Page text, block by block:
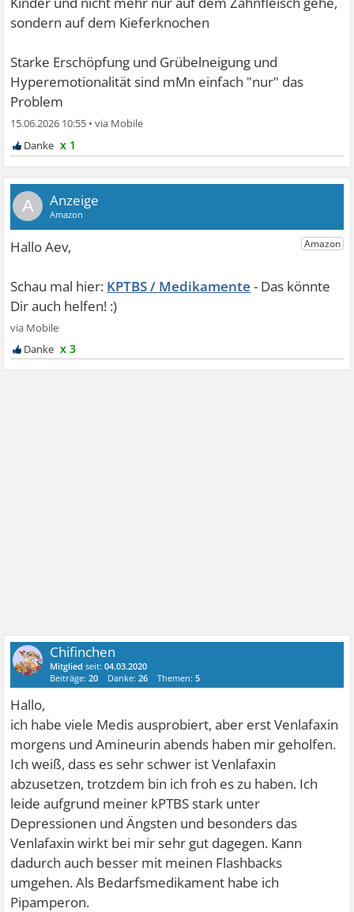
sondern auf dem Kieferknochen
Starke Erschöpfung und Grübelneigung und
Hyperemotionalität sind mMn einfach "nur" das
Problem
15.06.2026 10:55 •
x 1
A
KPTBS / Medikamente
x 3
Chifinchen
Mitglied seit:04.03.2020
Beiträge:20 Danke:26 Themen:5
Hallo,
ich habe viele Medis ausprobiert, aber erst Venlafaxin
morgens und Amineurin abends haben mir geholfen.
Ich weiß, dass es sehr schwer ist Venlafaxin
abzusetzen, trotzdem bin ich froh es zu haben. Ich
leide aufgrund meiner kPTBS stark unter
Depressionen und Ängsten und besonders das
Venlafaxin wirkt bei mir sehr gut dagegen. Kann
dadurch auch besser mit meinen Flashbacks
umgehen. Als Bedarfsmedikament habe ich
Pipamperon.